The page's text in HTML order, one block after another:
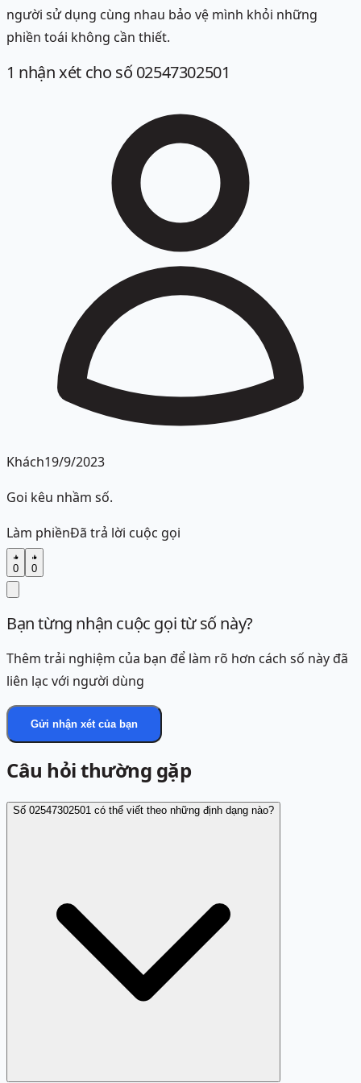
người sử dụng cùng nhau bảo vệ mình khỏi những
phiền toái không cần thiết.
1 nhận xét cho số 02547302501
Khách19/9/2023
Goi kêu nhầm số.
Làm phiềnĐã trả lời cuộc gọi
0 0
Bạn từng nhận cuộc gọi từ số này?
Thêm trải nghiệm của bạn để làm rõ hơn cách số này đã
liên lạc với người dùng
Gửi nhận xét của bạn
Câu hỏi thường gặp
Số 02547302501 có thể viết theo những định dạng nào?